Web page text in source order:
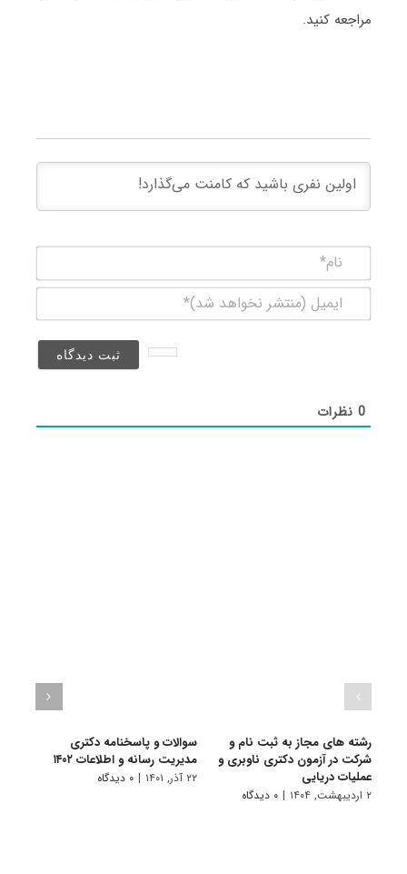
مراجعه کنید.
(منتشر
0نظرات
رشته های مجاز به ثبت نام و
شرکت در آزمون دکتری ناوبری و
عملیات دریایی
۲ اردیبهشت, ۱۴۰۴ | ۰ دیدگاه
سوالات و پاسخنامه دکتری
مدیریت رسانه و اطلاعات ۱۴۰۲
۲۲ آذر, ۱۴۰۱ | ۰ دیدگاه